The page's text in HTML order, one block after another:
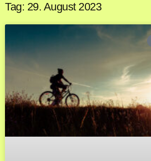
Tag: 29. August 2023